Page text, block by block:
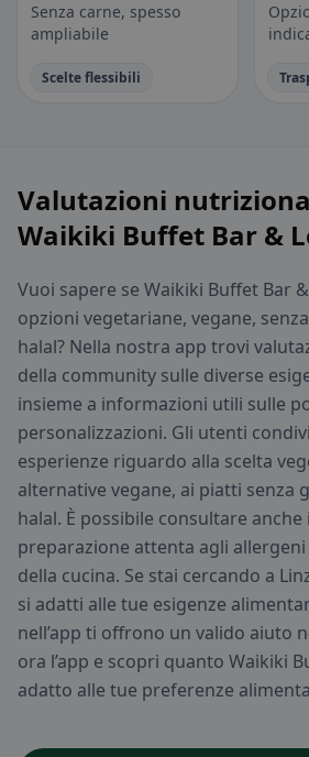
Senza carne, spesso
ampliabile
Scelte flessibili
Valutazioni
Waikiki Buffet Bar &
Vuoi sapere se Waikiki Buffet Bar
opzioni vegetariane, vegane,
halal? Nella nostra app trovi
della community sulle diverse
insieme a informazioni utili sulle
personalizzazioni. Gli utenti
esperienze riguardo alla scelta
alternative vegane, ai piatti senza
halal. È possibile consultare
preparazione attenta agli
della cucina. Se stai cercando a
si adatti alle tue esigenze
nell’app ti offrono un valido aiuto
ora l’app e scopri quanto Waikiki
adatto alle tue preferenze